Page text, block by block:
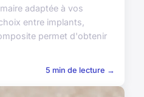
adaptée à vos
entre implants,
permet d'obtenir
5 min de lecture →